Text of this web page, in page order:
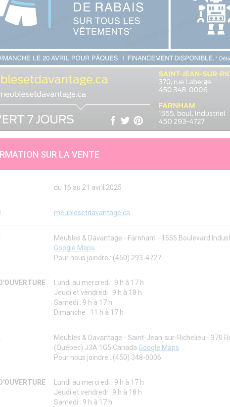
SUR LA VENTE
du 16 au 21 avril 2025
meublesetdavantage.ca
Meubles & Davantage - Farnham - 1555 Boulevard
Google Maps
Pour nous joindre : (450) 293-4727
Lundi au mercredi : 9 h à 17 h
Jeudi et vendredi : 9 h à 18 h
Samedi : 9 h à 17 h
Dimanche : 11 h à 17 h
Meubles & Davantage - Saint-Jean-sur-Richelieu - 370
(Québec) J3A 1G5 Canada Google Maps
Pour nous joindre : (450) 348-0006
Lundi au mercredi : 9 h à 17 h
Jeudi et vendredi : 9 h à 18 h
Samedi : 9 h à 17 h